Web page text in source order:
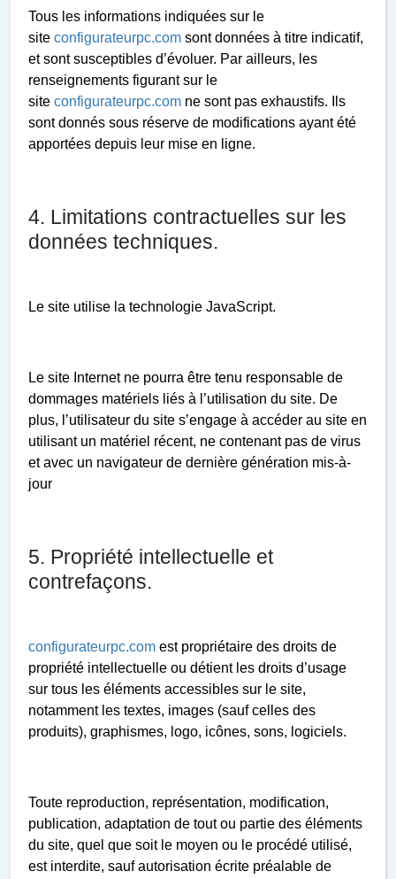
Tous les informations indiquées sur le
site configurateurpc.com sont données à titre indicatif,
et sont susceptibles d’évoluer. Par ailleurs, les
renseignements figurant sur le
site configurateurpc.com ne sont pas exhaustifs. Ils
sont donnés sous réserve de modifications ayant été
apportées depuis leur mise en ligne.
4. Limitations contractuelles sur les
données techniques.
Le site utilise la technologie JavaScript.
Le site Internet ne pourra être tenu responsable de
dommages matériels liés à l’utilisation du site. De
plus, l’utilisateur du site s’engage à accéder au site en
utilisant un matériel récent, ne contenant pas de virus
et avec un navigateur de dernière génération mis-à-
jour
5. Propriété intellectuelle et
contrefaçons.
configurateurpc.com est propriétaire des droits de
propriété intellectuelle ou détient les droits d’usage
sur tous les éléments accessibles sur le site,
notamment les textes, images (sauf celles des
produits), graphismes, logo, icônes, sons, logiciels.
Toute reproduction, représentation, modification,
publication, adaptation de tout ou partie des éléments
du site, quel que soit le moyen ou le procédé utilisé,
est interdite, sauf autorisation écrite préalable de